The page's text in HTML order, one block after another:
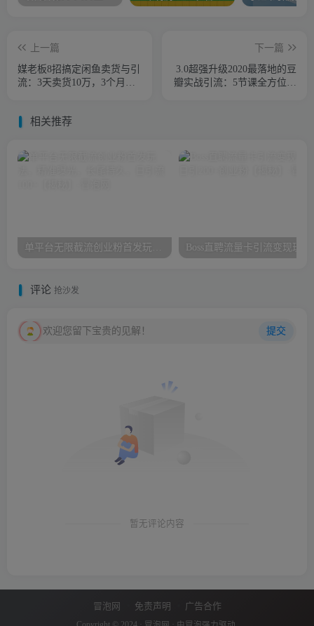
上一篇
媒老板8招搞定闲鱼卖货与引
流：3天卖货10万，3个月加
下一篇
3.0超强升级2020最落地的豆
瓣实战引流：5节课全方位解
相关推荐
评论 抢沙发
欢迎您留下宝贵的见解！ 提交
暂无评论内容
冒泡网 免责声明 广告合作